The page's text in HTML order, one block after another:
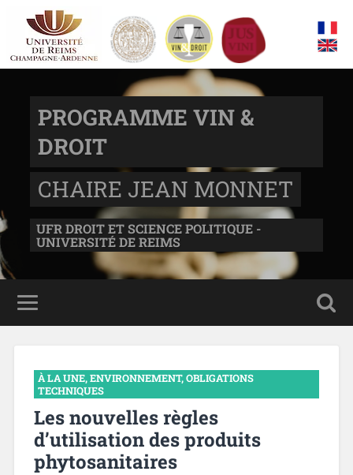
PROGRAMME VIN &
DROIT
CHAIRE JEAN MONNET
UFR DROIT ET SCIENCE POLITIQUE -
UNIVERSITÉ DE REIMS
À LA UNE,ENVIRONNEMENT,OBLIGATIONS
TECHNIQUES
Les nouvelles règles
d’utilisation des produits
phytosanitaires